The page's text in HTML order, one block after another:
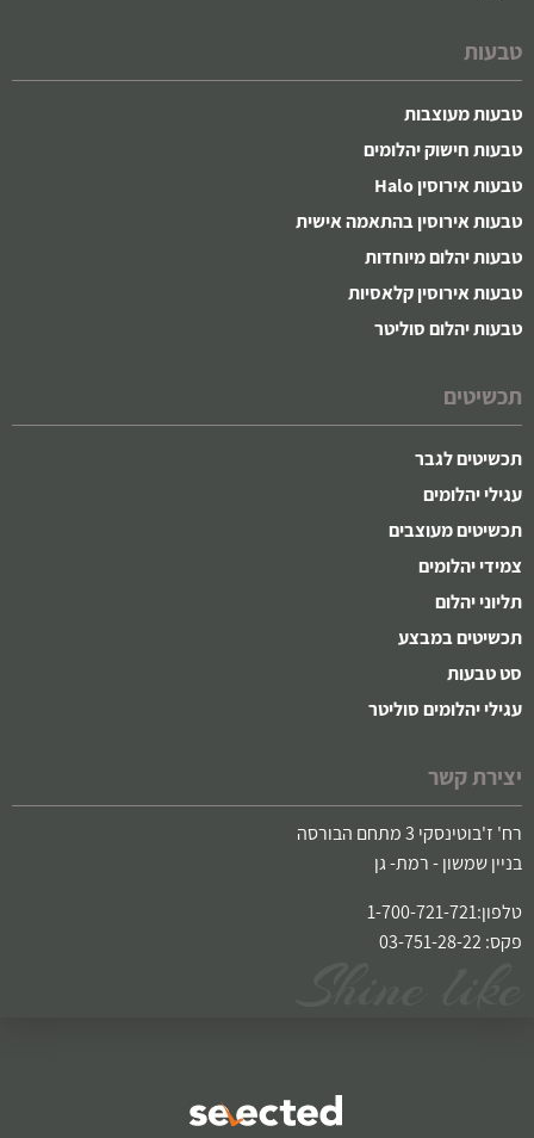
טבעות
טבעות מעוצבות
טבעות חישוק יהלומים
טבעות אירוסין Halo
טבעות אירוסין בהתאמה אישית
טבעות יהלום מיוחדות
טבעות אירוסין קלאסיות
טבעות יהלום סוליטר
תכשיטים
תכשיטים לגבר
עגילי יהלומים
תכשיטים מעוצבים
צמידי יהלומים
תליוני יהלום
תכשיטים במבצע
סט טבעות
עגילי יהלומים סוליטר
יצירת קשר
רח' ז'בוטינסקי 3 מתחם הבורסה
בניין שמשון - רמת- גן
טלפון:1-700-721-721
פקס: 03-751-28-22